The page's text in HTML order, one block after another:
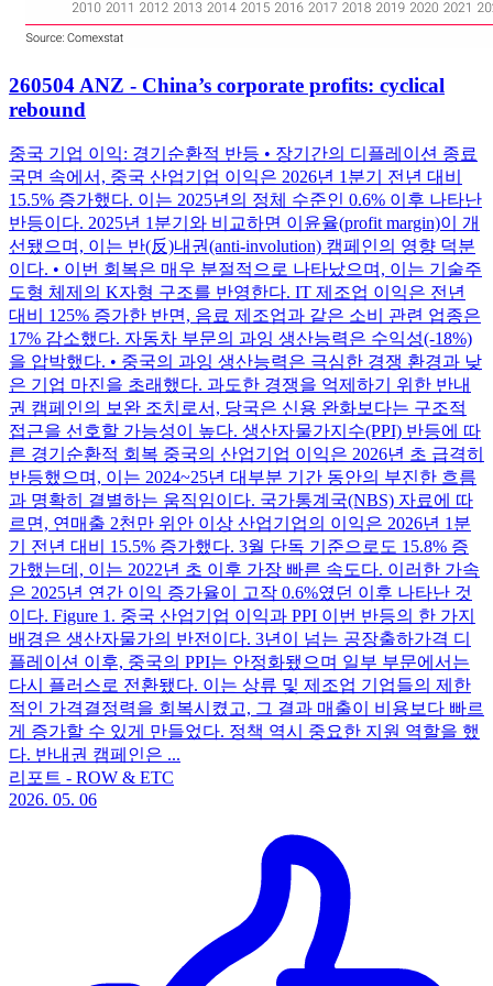
260504 ANZ - China’s corporate profits: cyclical
rebound
중국 기업 이익: 경기순환적 반등 • 장기간의 디플레이션 종료
국면 속에서, 중국 산업기업 이익은 2026년 1분기 전년 대비
15.5% 증가했다. 이는 2025년의 정체 수준인 0.6% 이후 나타난
반등이다. 2025년 1분기와 비교하면 이윤율(profit margin)이 개
선됐으며, 이는 반(反)내권(anti-involution) 캠페인의 영향 덕분
이다. • 이번 회복은 매우 분절적으로 나타났으며, 이는 기술주
도형 체제의 K자형 구조를 반영한다. IT 제조업 이익은 전년
대비 125% 증가한 반면, 음료 제조업과 같은 소비 관련 업종은
17% 감소했다. 자동차 부문의 과잉 생산능력은 수익성(-18%)
을 압박했다. • 중국의 과잉 생산능력은 극심한 경쟁 환경과 낮
은 기업 마진을 초래했다. 과도한 경쟁을 억제하기 위한 반내
권 캠페인의 보완 조치로서, 당국은 신용 완화보다는 구조적
접근을 선호할 가능성이 높다. 생산자물가지수(PPI) 반등에 따
른 경기순환적 회복 중국의 산업기업 이익은 2026년 초 급격히
반등했으며, 이는 2024~25년 대부분 기간 동안의 부진한 흐름
과 명확히 결별하는 움직임이다. 국가통계국(NBS) 자료에 따
르면, 연매출 2천만 위안 이상 산업기업의 이익은 2026년 1분
기 전년 대비 15.5% 증가했다. 3월 단독 기준으로도 15.8% 증
가했는데, 이는 2022년 초 이후 가장 빠른 속도다. 이러한 가속
은 2025년 연간 이익 증가율이 고작 0.6%였던 이후 나타난 것
이다. Figure 1. 중국 산업기업 이익과 PPI 이번 반등의 한 가지
배경은 생산자물가의 반전이다. 3년이 넘는 공장출하가격 디
플레이션 이후, 중국의 PPI는 안정화됐으며 일부 부문에서는
다시 플러스로 전환됐다. 이는 상류 및 제조업 기업들의 제한
적인 가격결정력을 회복시켰고, 그 결과 매출이 비용보다 빠르
게 증가할 수 있게 만들었다. 정책 역시 중요한 지원 역할을 했
다. 반내권 캠페인은 ...
리포트 - ROW & ETC
2026. 05. 06